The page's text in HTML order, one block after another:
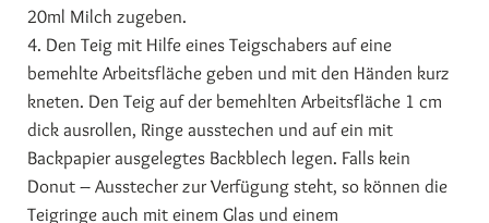
20ml Milch zugeben.
4. Den Teig mit Hilfe eines Teigschabers auf eine
bemehlte Arbeitsfläche geben und mit den Händen kurz
kneten. Den Teig auf der bemehlten Arbeitsfläche 1 cm
dick ausrollen, Ringe ausstechen und auf ein mit
Backpapier ausgelegtes Backblech legen. Falls kein
Donut – Ausstecher zur Verfügung steht, so können die
Teigringe auch mit einem Glas und einem